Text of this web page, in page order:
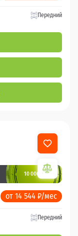
Передний
10 000 баллов
от 14 544 ₽/мес
Передний